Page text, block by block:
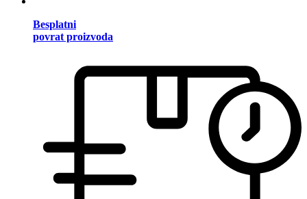
Besplatni
povrat proizvoda